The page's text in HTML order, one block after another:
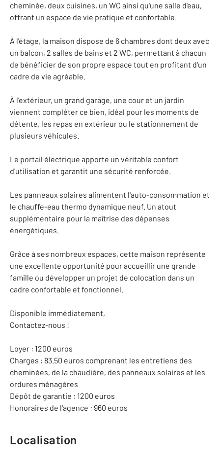
cheminée, deux cuisines, un WC ainsi qu'une salle d'eau,
offrant un espace de vie pratique et confortable.
À l'étage, la maison dispose de 6 chambres dont deux avec
un balcon, 2 salles de bains et 2 WC, permettant à chacun
de bénéficier de son propre espace tout en profitant d'un
cadre de vie agréable.
À l'extérieur, un grand garage, une cour et un jardin
viennent compléter ce bien, idéal pour les moments de
détente, les repas en extérieur ou le stationnement de
plusieurs véhicules.
Le portail électrique apporte un véritable confort
d'utilisation et garantit une sécurité renforcée.
Les panneaux solaires alimentent l'auto-consommation et
le chauffe-eau thermo dynamique neuf. Un atout
supplémentaire pour la maîtrise des dépenses
énergétiques.
Grâce à ses nombreux espaces, cette maison représente
une excellente opportunité pour accueillir une grande
famille ou développer un projet de colocation dans un
cadre confortable et fonctionnel.
Disponible immédiatement,
Contactez-nous !
Loyer : 1200 euros
Charges : 83.50 euros comprenant les entretiens des
cheminées, de la chaudière, des panneaux solaires et les
ordures ménagères
Dépôt de garantie : 1200 euros
Honoraires de l'agence : 960 euros
Localisation